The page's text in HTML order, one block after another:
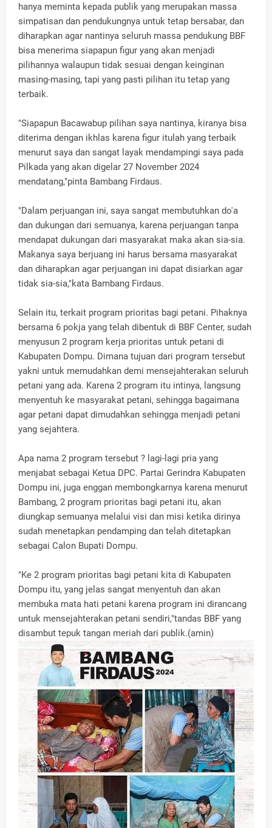
hanya meminta kepada publik yang merupakan massa
simpatisan dan pendukungnya untuk tetap bersabar, dan
diharapkan agar nantinya seluruh massa pendukung BBF
bisa menerima siapapun figur yang akan menjadi
pilihannya walaupun tidak sesuai dengan keinginan
masing-masing, tapi yang pasti pilihan itu tetap yang
terbaik.
"Siapapun Bacawabup pilihan saya nantinya, kiranya bisa
diterima dengan ikhlas karena figur itulah yang terbaik
menurut saya dan sangat layak mendampingi saya pada
Pilkada yang akan digelar 27 November 2024
mendatang,"pinta Bambang Firdaus.
"Dalam perjuangan ini, saya sangat membutuhkan do'a
dan dukungan dari semuanya, karena perjuangan tanpa
mendapat dukungan dari masyarakat maka akan sia-sia.
Makanya saya berjuang ini harus bersama masyarakat
dan diharapkan agar perjuangan ini dapat disiarkan agar
tidak sia-sia,"kata Bambang Firdaus.
Selain itu, terkait program prioritas bagi petani. Pihaknya
bersama 6 pokja yang telah dibentuk di BBF Center, sudah
menyusun 2 program kerja prioritas untuk petani di
Kabupaten Dompu. Dimana tujuan dari program tersebut
yakni untuk memudahkan demi mensejahterakan seluruh
petani yang ada. Karena 2 program itu intinya, langsung
menyentuh ke masyarakat petani, sehingga bagaimana
agar petani dapat dimudahkan sehingga menjadi petani
yang sejahtera.
Apa nama 2 program tersebut ? lagi-lagi pria yang
menjabat sebagai Ketua DPC. Partai Gerindra Kabupaten
Dompu ini, juga enggan membongkarnya karena menurut
Bambang, 2 program prioritas bagi petani itu, akan
diungkap semuanya melalui visi dan misi ketika dirinya
sudah menetapkan pendamping dan telah ditetapkan
sebagai Calon Bupati Dompu.
"Ke 2 program prioritas bagi petani kita di Kabupaten
Dompu itu, yang jelas sangat menyentuh dan akan
membuka mata hati petani karena program ini dirancang
untuk mensejahterakan petani sendiri,"tandas BBF yang
disambut tepuk tangan meriah dari publik.(amin)